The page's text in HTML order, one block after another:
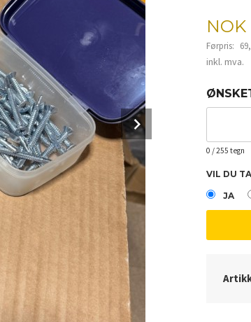
NOK
Førpris:
Rabatt
inkl. mva.
0 / 255 tegn
VIL DU
JA